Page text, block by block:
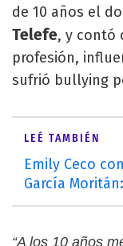
de 10 años el
Telefe, y contó
profesión,
sufrió bullying
LEÉ TAMBIÉN
Emily Ceco
García
“A los 10 años